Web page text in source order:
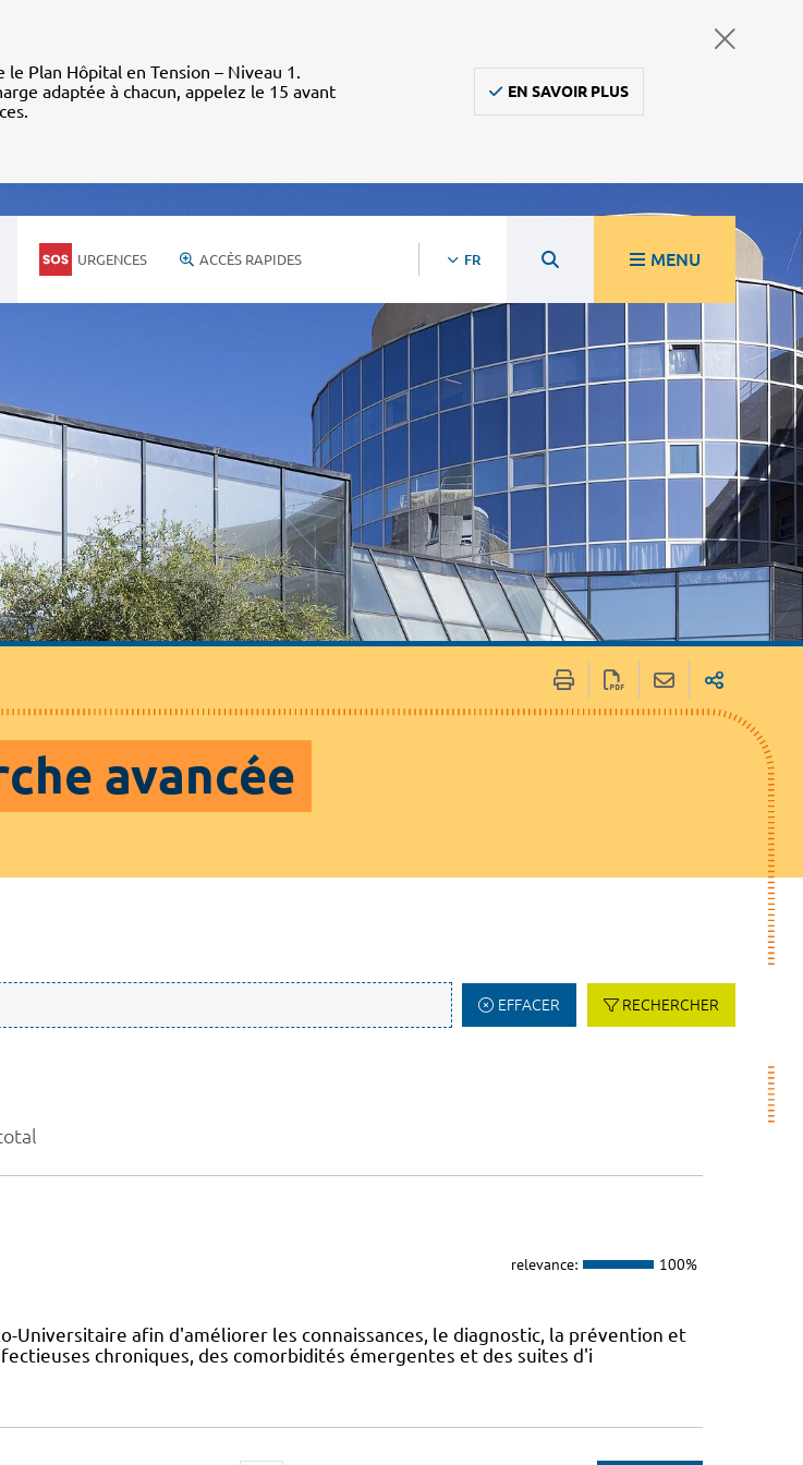
Plan Hôpital en Tension – Niveau 1.
adaptée à chacun, appelez le 15 avant
EN SAVOIR PLUS
URGENCES ACCÈS RAPIDES FR MENU
avancée
EFFACER RECHERCHER
relevance: 100%
Universitaire afin d'améliorer les connaissances, le diagnostic, la prévention et
chroniques, des comorbidités émergentes et des suites d'i